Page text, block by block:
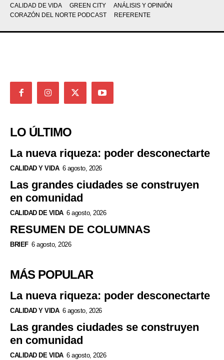
CALIDAD DE VIDA
GREEN CITY
ANÁLISIS Y OPINIÓN
CORAZÓN DEL NORTE PODCAST
REFERENTE
LO ÚLTIMO
La nueva riqueza: poder desconectarte
CALIDAD Y VIDA 6 agosto, 2026
Las grandes ciudades se construyen
en comunidad
CALIDAD DE VIDA 6 agosto, 2026
RESUMEN DE COLUMNAS
BRIEF 6 agosto, 2026
MÁS POPULAR
La nueva riqueza: poder desconectarte
CALIDAD Y VIDA 6 agosto, 2026
Las grandes ciudades se construyen
en comunidad
CALIDAD DE VIDA 6 agosto, 2026